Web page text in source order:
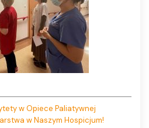
w Opiece Paliatywnej
w Naszym Hospicjum!